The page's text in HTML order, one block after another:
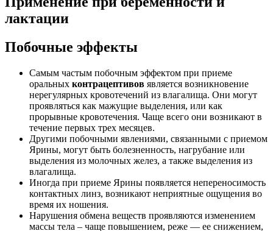
лактации
Побочные эффекты
Самым частым побочным эффектом при приеме
оральных контрацептивов является возникновение
нерегулярных кровотечений из влагалища. Они могут
проявляться как мажущие выделения, или как
прорывные кровотечения. Чаще всего они возникают в
течение первых трех месяцев.
Другими побочными явлениями, связанными с приемом
Ярины, могут быть болезненность, нагрубание или
выделения из молочных желез, а также выделения из
влагалища.
Иногда при приеме Ярины появляется непереносимость
контактных линз, возникают неприятные ощущения во
время их ношения.
Нарушения обмена веществ проявляются изменением
массы тела – чаще повышением, реже — ее снижением,